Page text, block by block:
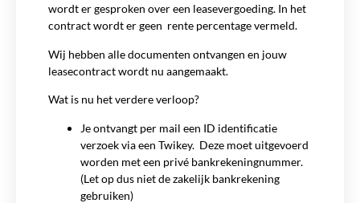
wordt er gesproken over een leasevergoeding. In het
contract wordt er geen rente percentage vermeld.
Wij hebben alle documenten ontvangen en jouw
leasecontract wordt nu aangemaakt.
Wat is nu het verdere verloop?
Je ontvangt per mail een ID identificatie
verzoek via een Twikey. Deze moet uitgevoerd
worden met een privé bankrekeningnummer.
(Let op dus niet de zakelijk bankrekening
gebruiken)